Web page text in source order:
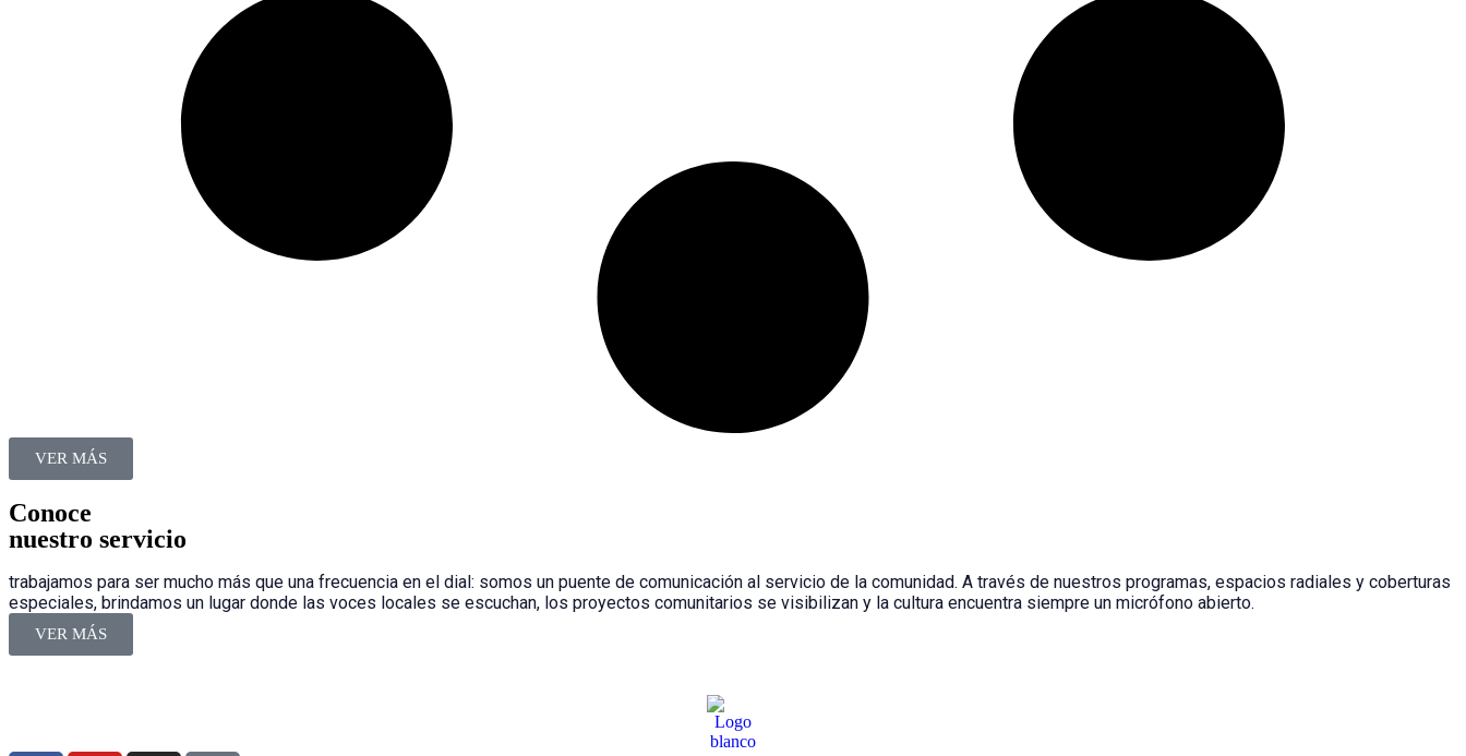
VER MÁS
Conoce
nuestro servicio
trabajamos para ser mucho más que una frecuencia en el dial: somos un puente de comunicación al servicio de la comunidad. A través de nuestros programas, espacios radiales y coberturas
especiales, brindamos un lugar donde las voces locales se escuchan, los proyectos comunitarios se visibilizan y la cultura encuentra siempre un micrófono abierto.
VER MÁS